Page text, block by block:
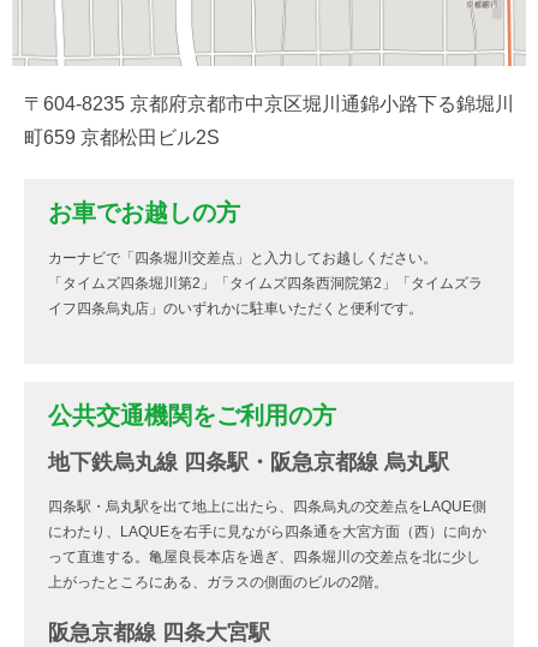
〒604-8235 京都府京都市中京区堀川通錦小路下る錦堀川
町659 京都松田ビル2S
お車でお越しの方
カーナビで「四条堀川交差点」と入力してお越しください。
「タイムズ四条堀川第2」「タイムズ四条西洞院第2」「タイムズラ
イフ四条烏丸店」のいずれかに駐車いただくと便利です。
公共交通機関をご利用の方
地下鉄烏丸線 四条駅・阪急京都線 烏丸駅
四条駅・烏丸駅を出て地上に出たら、四条烏丸の交差点をLAQUE側
にわたり、LAQUEを右手に見ながら四条通を大宮方面（西）に向か
って直進する。亀屋良長本店を過ぎ、四条堀川の交差点を北に少し
上がったところにある、ガラスの側面のビルの2階。
阪急京都線 四条大宮駅